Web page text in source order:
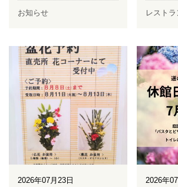
お知らせ レストラ
2026年07月23日 2026年